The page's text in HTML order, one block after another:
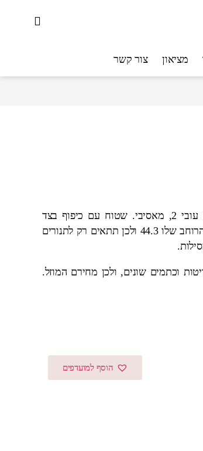
מציאון צור קשר
מגש תנור קולקציה קודמת. עשוי אלומיניום עובי 2, מאסיבי. שטוח עם כיפוף בצד
הקדמי בלבד לאחיזה נוחה. שימו לב שמידת הרוחב שלו 44.3 ולכן תתאים רק לתנורים
וכתמים שונים, ולכן מחירם המוזל.
הוסף למועדפים